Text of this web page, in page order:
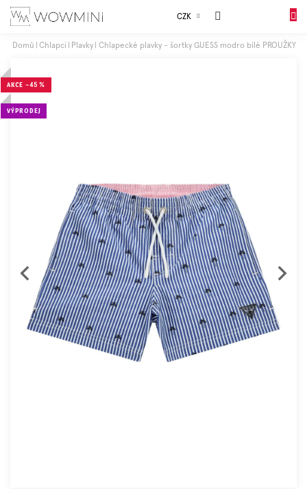
Přejít
CZK
KOŠÍK
Sales
Dárkové
balení
Značky
Domů Chlapci Plavky Chlapecké plavky - šortky GUESS modro bílé PROUŽKY
AKCE –45 %
VÝPRODEJ